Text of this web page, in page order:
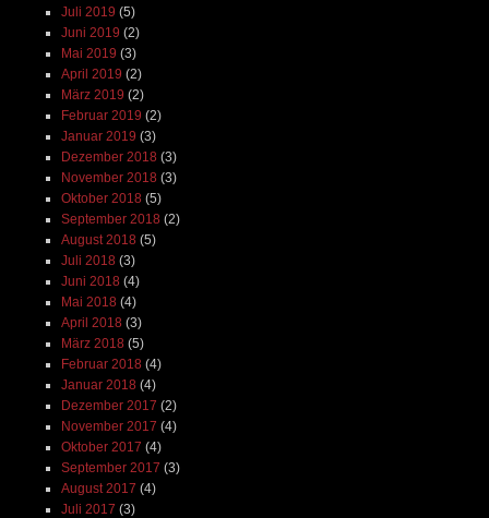
Juli 2019 (5)
Juni 2019 (2)
Mai 2019 (3)
April 2019 (2)
März 2019 (2)
Februar 2019 (2)
Januar 2019 (3)
Dezember 2018 (3)
November 2018 (3)
Oktober 2018 (5)
September 2018 (2)
August 2018 (5)
Juli 2018 (3)
Juni 2018 (4)
Mai 2018 (4)
April 2018 (3)
März 2018 (5)
Februar 2018 (4)
Januar 2018 (4)
Dezember 2017 (2)
November 2017 (4)
Oktober 2017 (4)
September 2017 (3)
August 2017 (4)
Juli 2017 (3)